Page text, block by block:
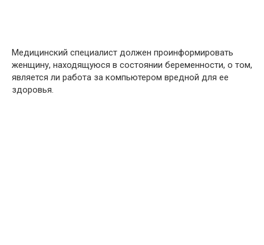
Медицинский специалист должен проинформировать
женщину, находящуюся в состоянии беременности, о том,
является ли работа за компьютером вредной для ее
здоровья.